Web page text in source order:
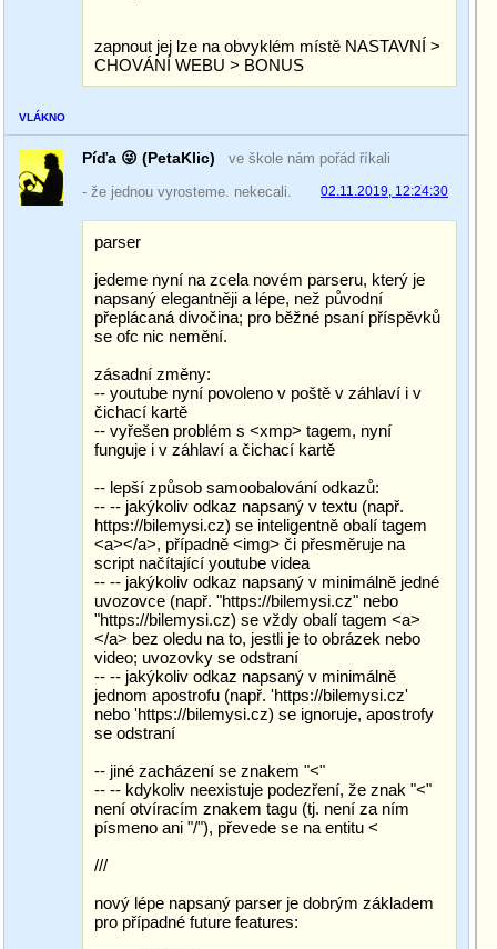
zapnout jej lze na obvyklém místě NASTAVNÍ >
CHOVÁNÍ WEBU > BONUS
VLÁKNO
Píďa 😜 (PetaKlic)
ve škole nám pořád říkali
- že jednou vyrosteme. nekecali.
02.11.2019, 12:24:30
parser
jedeme nyní na zcela novém parseru, který je
napsaný elegantněji a lépe, než původní
přeplácaná divočina; pro běžné psaní příspěvků
se ofc nic nemění.
zásadní změny:
-- youtube nyní povoleno v poště v záhlaví i v
čichací kartě
-- vyřešen problém s <xmp> tagem, nyní
funguje i v záhlaví a čichací kartě
-- lepší způsob samoobalování odkazů:
-- -- jakýkoliv odkaz napsaný v textu (např.
https://bilemysi.cz) se inteligentně obalí tagem
<a></a>, případně <img> či přesměruje na
script načítající youtube videa
-- -- jakýkoliv odkaz napsaný v minimálně jedné
uvozovce (např. "https://bilemysi.cz" nebo
"https://bilemysi.cz) se vždy obalí tagem <a>
</a> bez oledu na to, jestli je to obrázek nebo
video; uvozovky se odstraní
-- -- jakýkoliv odkaz napsaný v minimálně
jednom apostrofu (např. 'https://bilemysi.cz'
nebo 'https://bilemysi.cz) se ignoruje, apostrofy
se odstraní
-- jiné zacházení se znakem "<"
-- -- kdykoliv neexistuje podezření, že znak "<"
není otvíracím znakem tagu (tj. není za ním
písmeno ani "/"), převede se na entitu <
///
nový lépe napsaný parser je dobrým základem
pro případné future features: